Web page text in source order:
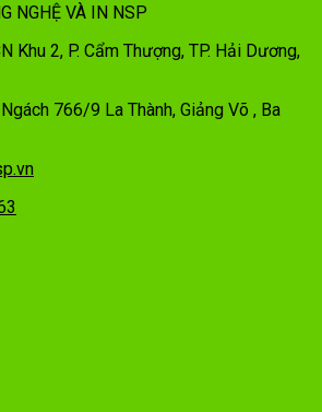
NGHỆ VÀ IN NSP
Khu 2, P. Cẩm Thượng, TP. Hải Dương,
766/9 La Thành, Giảng Võ , Ba